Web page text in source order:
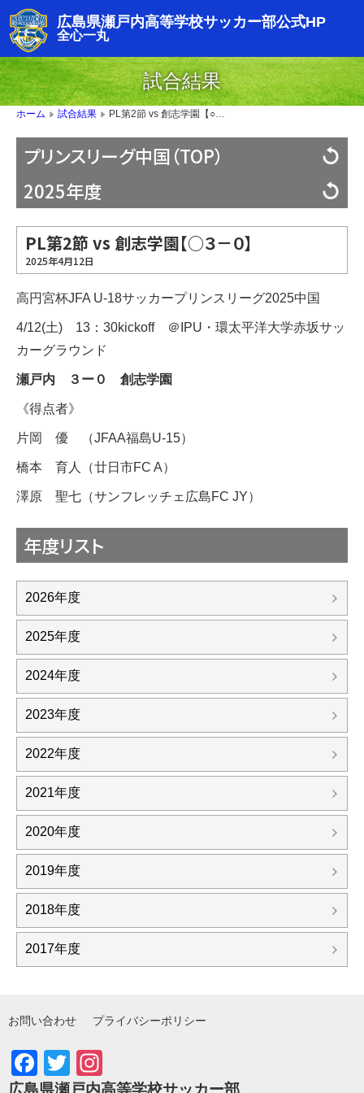
広島県瀬戸内高等学校サッカー部公式HP
全心一丸
試合結果
ホーム ▶ 試合結果 ▶
プリンスリーグ中国（TOP）
2025年度
PL第2節 vs 創志学園【○３－０】
2025年4月12日
高円宮杯JFA U-18サッカープリンスリーグ2025中国
4/12(土) 13：30kickoff ＠IPU・環太平洋大学赤坂サッ
カーグラウンド
瀬戸内 ３ー０ 創志学園
《得点者》
片岡 優 （JFAA福島U-15）
橋本 育人（廿日市FC A）
澤原 聖七（サンフレッチェ広島FC JY）
年度リスト
2026年度
2025年度
2024年度
2023年度
2022年度
2021年度
2020年度
2019年度
2018年度
2017年度
お問い合わせ プライバシーポリシー
Facebook
Twitter
広島県瀬戸内高等学校サッカー部